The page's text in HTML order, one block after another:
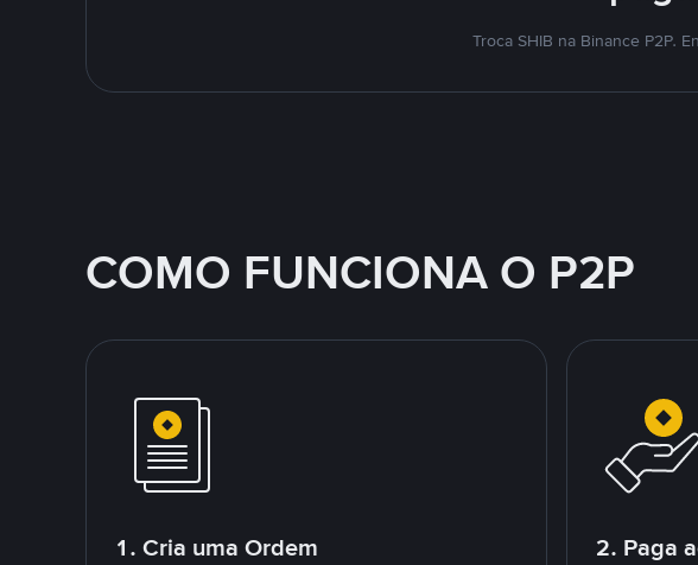
Troca SHIB na Binance P2P.
COMO FUNCIONA O P2P
1. Cria uma Ordem 2. Paga